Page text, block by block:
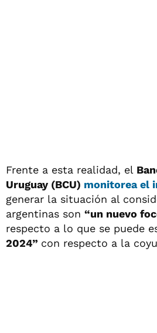
Frente a esta realidad, el
Uruguay (BCU) monitorea el
generar la situación al
argentinas son “un nuevo
respecto a lo que se puede
2024” con respecto a la